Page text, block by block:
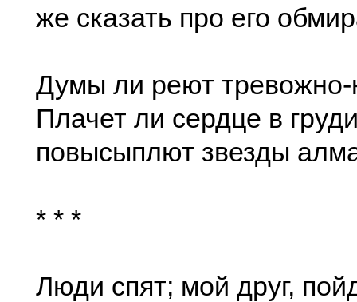
же сказать про его
Думы ли реют тревожно-
Плачет ли сердце в
повысыплют звезды
* * *
Люди спят; мой друг,